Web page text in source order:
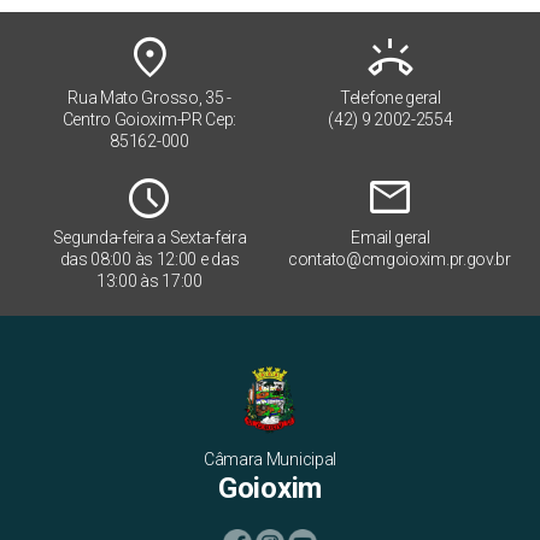
place
Rua Mato Grosso, 35 -
Centro Goioxim-PR Cep:
85162-000
ring_volume
Telefone geral
(42) 9 2002-2554
Schedule
Segunda-feira a Sexta-feira
das 08:00 às 12:00 e das
13:00 às 17:00
mail
Email geral
contato@cmgoioxim.pr.gov.br
Câmara Municipal
Goioxim